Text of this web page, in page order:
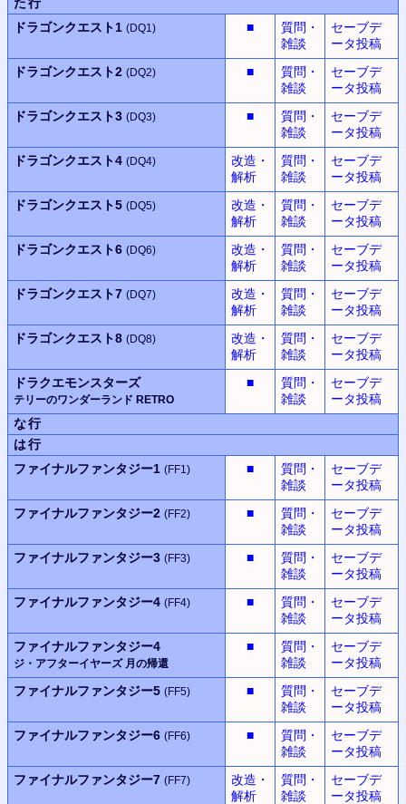
ドラゴンクエスト1 (DQ1) ■
質問・
雑談
セーブデ
ータ投稿
ドラゴンクエスト2 (DQ2) ■
質問・
雑談
セーブデ
ータ投稿
ドラゴンクエスト3 (DQ3) ■
質問・
雑談
セーブデ
ータ投稿
ドラゴンクエスト4 (DQ4)
改造・
解析
質問・
雑談
セーブデ
ータ投稿
ドラゴンクエスト5 (DQ5)
改造・
解析
質問・
雑談
セーブデ
ータ投稿
ドラゴンクエスト6 (DQ6)
改造・
解析
質問・
雑談
セーブデ
ータ投稿
ドラゴンクエスト7 (DQ7)
改造・
解析
質問・
雑談
セーブデ
ータ投稿
ドラゴンクエスト8 (DQ8)
改造・
解析
質問・
雑談
セーブデ
ータ投稿
ドラクエモンスターズ
テリーのワンダーランド RETRO
■
質問・
雑談
セーブデ
ータ投稿
な行
は行
ファイナルファンタジー1 (FF1) ■
質問・
雑談
セーブデ
ータ投稿
ファイナルファンタジー2 (FF2) ■
質問・
雑談
セーブデ
ータ投稿
ファイナルファンタジー3 (FF3) ■
質問・
雑談
セーブデ
ータ投稿
ファイナルファンタジー4 (FF4) ■
質問・
雑談
セーブデ
ータ投稿
ファイナルファンタジー4
ジ・アフターイヤーズ 月の帰還
■
質問・
雑談
セーブデ
ータ投稿
ファイナルファンタジー5 (FF5) ■
質問・
雑談
セーブデ
ータ投稿
ファイナルファンタジー6 (FF6) ■
質問・
雑談
セーブデ
ータ投稿
ファイナルファンタジー7 (FF7)
改造・
解析
質問・
雑談
セーブデ
ータ投稿